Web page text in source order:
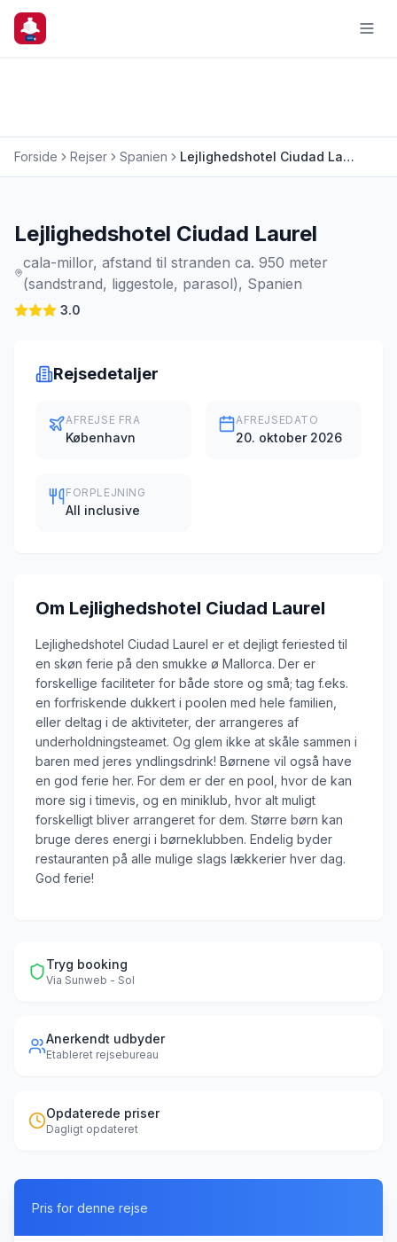
Forside Rejser Spanien Lejlighedshotel Ciudad Laurel
Charterrejse
Lejlighedshotel Ciudad Laurel
cala-millor, afstand til stranden ca. 950 meter
(sandstrand, liggestole, parasol), Spanien
3.0
Rejsedetaljer
AFREJSE FRA
København
AFREJSEDATO
20. oktober 2026
FORPLEJNING
All inclusive
Om Lejlighedshotel Ciudad Laurel
Lejlighedshotel Ciudad Laurel er et dejligt feriested til
en skøn ferie på den smukke ø Mallorca. Der er
forskellige faciliteter for både store og små; tag f.eks.
en forfriskende dukkert i poolen med hele familien,
eller deltag i de aktiviteter, der arrangeres af
underholdningsteamet. Og glem ikke at skåle sammen i
baren med jeres yndlingsdrink! Børnene vil også have
en god ferie her. For dem er der en pool, hvor de kan
more sig i timevis, og en miniklub, hvor alt muligt
forskelligt bliver arrangeret for dem. Større børn kan
bruge deres energi i børneklubben. Endelig byder
restauranten på alle mulige slags lækkerier hver dag.
God ferie!
Tryg booking
Via Sunweb - Sol
Anerkendt udbyder
Etableret rejsebureau
Opdaterede priser
Dagligt opdateret
Pris for denne rejse